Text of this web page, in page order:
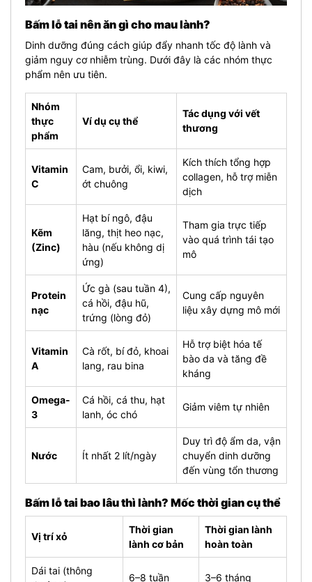
Bấm lỗ tai nên ăn gì cho mau lành?
Dinh dưỡng đúng cách giúp đẩy nhanh tốc độ lành và
giảm nguy cơ nhiễm trùng. Dưới đây là các nhóm thực
phẩm nên ưu tiên.
Nhóm
thực
phẩm
Ví dụ cụ thể
Tác dụng với vết
thương
Vitamin
C
Cam, bưởi, ổi, kiwi,
ớt chuông
Kích thích tổng hợp
collagen, hỗ trợ miễn
dịch
Kẽm
(Zinc)
Hạt bí ngô, đậu
lăng, thịt heo nạc,
hàu (nếu không dị
ứng)
Tham gia trực tiếp
vào quá trình tái tạo
mô
Protein
nạc
Ức gà (sau tuần 4),
cá hồi, đậu hũ,
trứng (lòng đỏ)
Cung cấp nguyên
liệu xây dựng mô mới
Vitamin
A
Cà rốt, bí đỏ, khoai
lang, rau bina
Hỗ trợ biệt hóa tế
bào da và tăng đề
kháng
Omega-
3
Cá hồi, cá thu, hạt
lanh, óc chó
Giảm viêm tự nhiên
Nước Ít nhất 2 lít/ngày
Duy trì độ ẩm da, vận
chuyển dinh dưỡng
đến vùng tổn thương
Bấm lỗ tai bao lâu thì lành? Mốc thời gian cụ thể
Vị trí xỏ
Thời gian
lành cơ bản
Thời gian lành
hoàn toàn
Dái tai (thông
6–8 tuần 3–6 tháng